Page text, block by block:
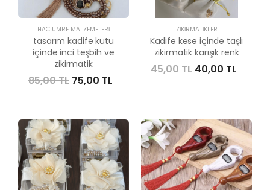
HAC UMRE MALZEMELERI
tasarım kadife kutu
içinde inci teşbih ve
zikirmatik
85,00 TL 75,00 TL
ZIKIRMATIKLER
Kadife kese içinde taşlı
zikirmatik karışık renk
45,00 TL 40,00 TL